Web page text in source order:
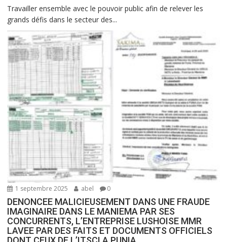
Travailler ensemble avec le pouvoir public afin de relever les
grands défis dans le secteur des...
1 septembre 2025 abel 0
DENONCEE MALICIEUSEMENT DANS UNE FRAUDE
IMAGINAIRE DANS LE MANIEMA PAR SES
CONCURRENTS, L’ENTREPRISE LUSHOISE MMR
LAVEE PAR DES FAITS ET DOCUMENTS OFFICIELS